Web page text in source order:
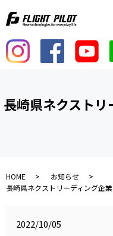
長崎県ネクスト
HOME
お知らせ
長崎県ネクストリーディング企
2022/10/05